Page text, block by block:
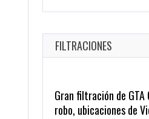
Revive el terror: El
Oct 20, 2025
1379 Views
FILTRACIONES
Gran filtración de
robo, ubicaciones de